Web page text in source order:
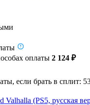
оплаты 2 124 ₽
если брать в сплит:
Valhalla (PS5, русская